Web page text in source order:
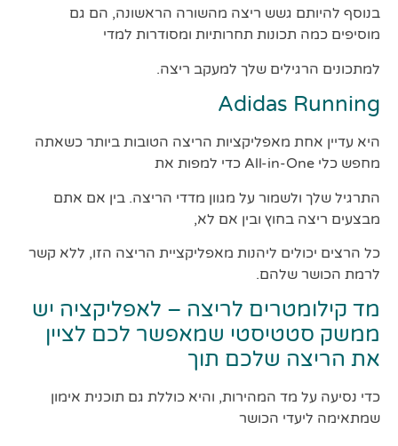
בנוסף להיותם גשש ריצה מהשורה הראשונה, הם גם
מוסיפים כמה תכונות תחרותיות ומסודרות למדי
למתכונים הרגילים שלך למעקב ריצה.
Adidas Running
היא עדיין אחת מאפליקציות הריצה הטובות ביותר כשאתה
מחפש כלי All-in-One כדי למפות את
התרגיל שלך ולשמור על מגוון מדדי הריצה. בין אם אתם
מבצעים ריצה בחוץ ובין אם לא,
כל הרצים יכולים ליהנות מאפליקציית הריצה הזו, ללא קשר
לרמת הכושר שלהם.
מד קילומטרים לריצה – לאפליקציה יש
ממשק סטטיסטי שמאפשר לכם לציין
את הריצה שלכם תוך
כדי נסיעה על מד המהירות, והיא כוללת גם תוכנית אימון
שמתאימה ליעדי הכושר